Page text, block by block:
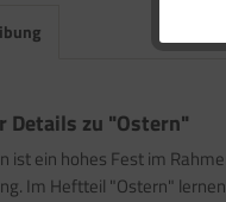
Details zu "Ostern"
ist ein hohes Fest im
Im Heftteil "Ostern"